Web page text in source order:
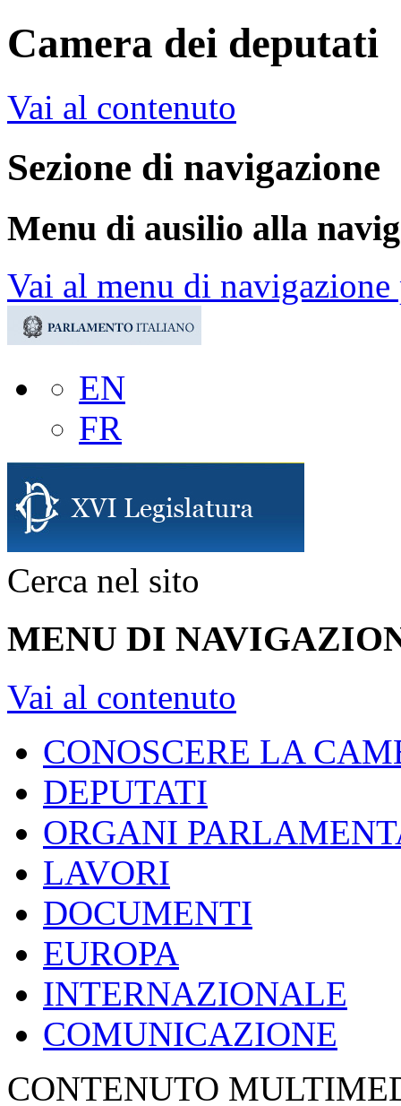
Camera dei deputati
Vai al contenuto
Sezione di navigazione
Menu di ausilio alla
Vai al menu di
EN
FR
Cerca nel sito
MENU DI
Vai al contenuto
CONOSCERE LA
DEPUTATI
ORGANI
LAVORI
DOCUMENTI
EUROPA
INTERNAZIONALE
COMUNICAZIONE
CONTENUTO